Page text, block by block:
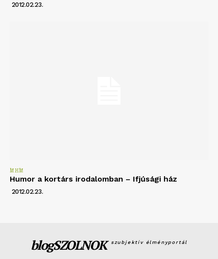
2012.02.23.
MHM
Humor a kortárs irodalomban – Ifjúsági ház
2012.02.23.
blogSZOLNOK szubjektív élményportál